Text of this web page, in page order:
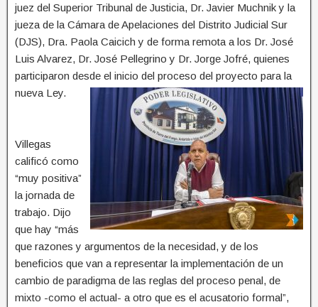
juez del Superior Tribunal de Justicia, Dr. Javier Muchnik y la
jueza de la Cámara de Apelaciones del Distrito Judicial Sur
(DJS), Dra. Paola Caicich y de forma remota a los Dr. José
Luis Alvarez, Dr. José Pellegrino y Dr. Jorge Jofré, quienes
participaron desde el inicio del proceso del proyecto para la
nueva Ley.
Villegas
calificó como
“muy positiva”
la jornada de
trabajo. Dijo
que hay “más
que razones y argumentos de la necesidad, y de los
beneficios que van a representar la implementación de un
cambio de paradigma de las reglas del proceso penal, de
mixto -como el actual- a otro que es el acusatorio formal”,